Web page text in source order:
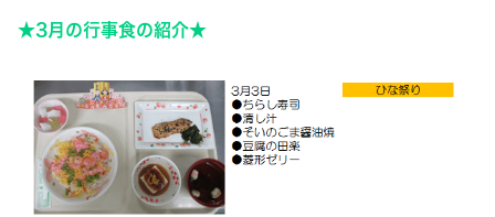
★3月の行事食の紹介★